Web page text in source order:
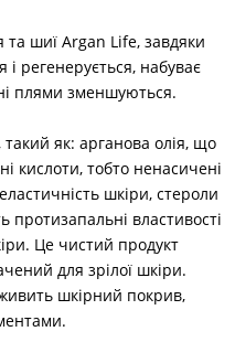
та шиї Argan Life, завдяки
і регенерується, набуває
плями зменшуються.
такий як: арганова олія, що
кислоти, тобто ненасичені
шкіри, стероли
властивості
Це чистий продукт
для зрілої шкіри.
шкірний покрив,